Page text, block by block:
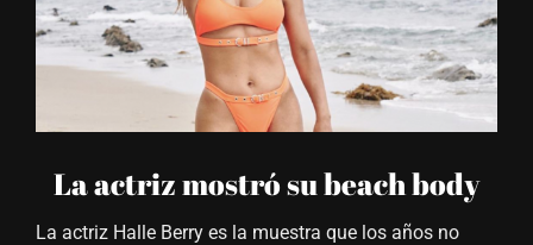
La actriz mostró su beach body
La actriz Halle Berry es la muestra que los años no